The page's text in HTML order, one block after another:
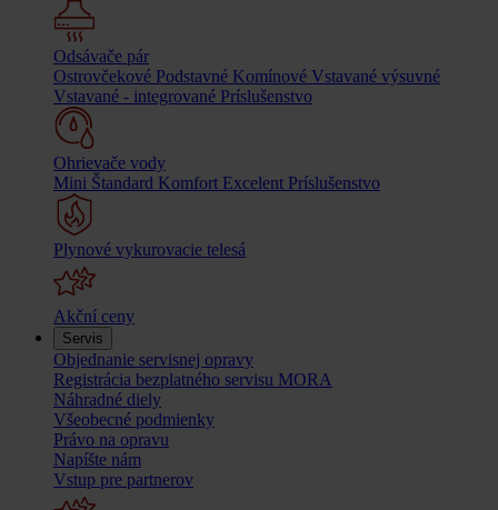
Odsávače pár
Ostrovčekové Podstavné Komínové Vstavané výsuvné
Vstavané - integrované Príslušenstvo
Ohrievače vody
Mini Štandard Komfort Excelent Príslušenstvo
Plynové vykurovacie telesá
Akční ceny
Servis
Objednanie servisnej opravy
Registrácia bezplatného servisu MORA
Náhradné diely
Všeobecné podmienky
Právo na opravu
Napíšte nám
Vstup pre partnerov